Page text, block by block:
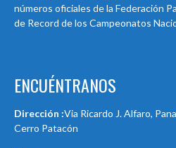
números oficiales de la Federación
de Record de los Campeonatos
ENCUÉNTRANOS
Dirección :Via Ricardo J. Alfaro,
Cerro Patacón